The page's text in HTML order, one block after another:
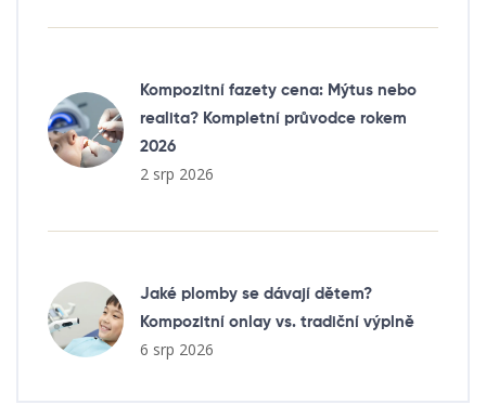
Kompozitní fazety cena: Mýtus nebo
realita? Kompletní průvodce rokem
2026
2 srp 2026
Jaké plomby se dávají dětem?
Kompozitní onlay vs. tradiční výplně
6 srp 2026